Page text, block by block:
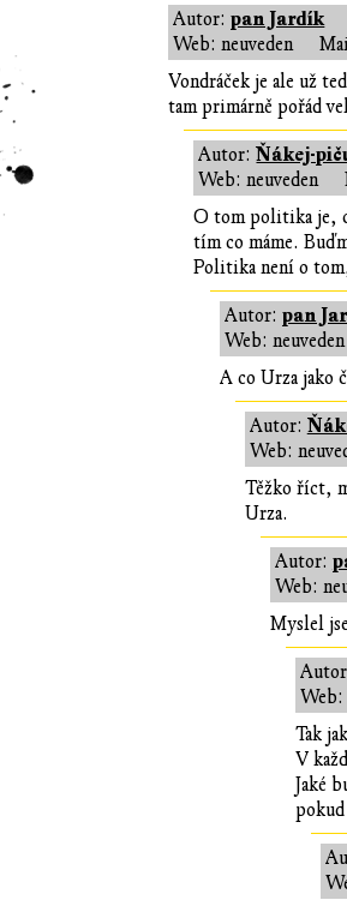
Autor:pan Jardík
Web: neuveden
Vondráček je ale už
tam primárně pořád
Autor:Ňákej-
Web: neuveden
O tom politika je,
tím co máme.
Politika není o
Autor: pan
Web: neuveden
A co Urza jako
Autor:
Web:
Těžko říct,
Urza.
Autor:
Web:
Myslel
Web:
Tak
V
Jaké